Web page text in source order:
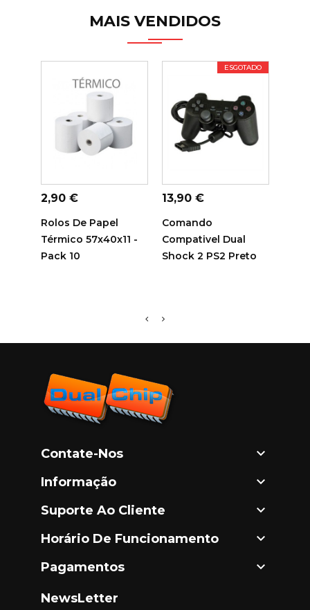
MAIS VENDIDOS
CARRINHO
Preço
2,90 €
Rolos De Papel
Térmico 57x40x11 -
Pack 10
ESGOTADO
CARRINHO
Preço
13,90 €
Comando
Compativel Dual
Shock 2 PS2 Preto
Contate-Nos 
Informação 
Suporte Ao Cliente 
Horário De Funcionamento 
Pagamentos 
NewsLetter